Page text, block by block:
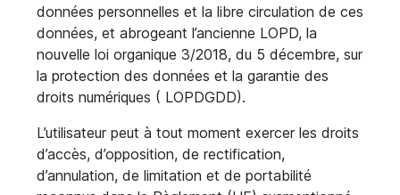
données personnelles et la libre circulation de ces
données, et abrogeant l’ancienne LOPD, la
nouvelle loi organique 3/2018, du 5 décembre, sur
la protection des données et la garantie des
droits numériques ( LOPDGDD).
L’utilisateur peut à tout moment exercer les droits
d’accès, d’opposition, de rectification,
d’annulation, de limitation et de portabilité